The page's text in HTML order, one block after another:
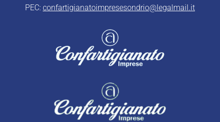
PEC: confartigianatoimpresesondrio@legalmail.it